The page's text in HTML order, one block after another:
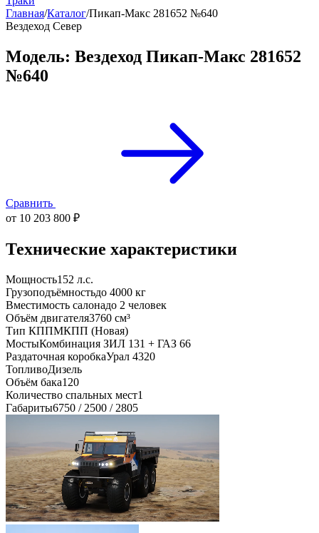
Главная/Каталог/Пикап-Макс 281652 №640
Вездеход Север
Модель: Вездеход Пикап-Макс 281652
№640
Сравнить
от 10 203 800 ₽
Технические характеристики
Мощность152 л.с.
Грузоподъёмностьдо 4000 кг
Вместимость салонадо 2 человек
Объём двигателя3760 см³
Тип КППМКПП (Новая)
МостыКомбинация ЗИЛ 131 + ГАЗ 66
Раздаточная коробкаУрал 4320
ТопливоДизель
Объём бака120
Количество спальных мест1
Габариты6750 / 2500 / 2805